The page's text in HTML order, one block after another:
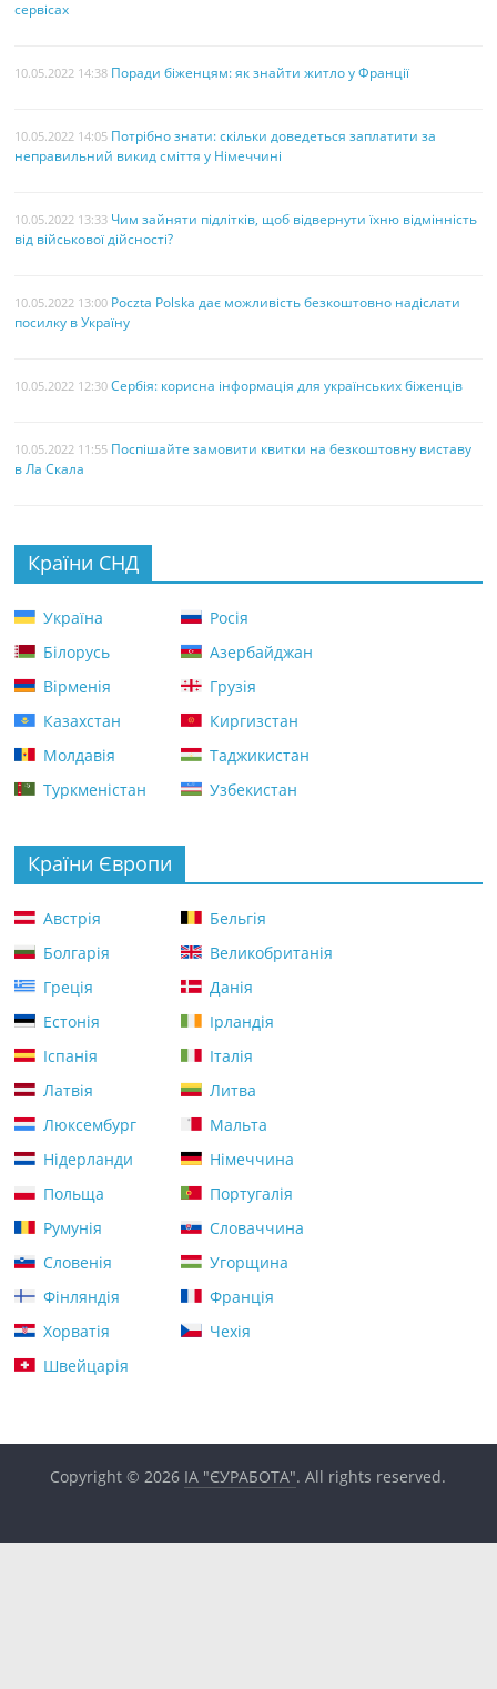
сервісах
10.05.2022 14:38 Поради біженцям: як знайти житло у Франції
10.05.2022 14:05 Потрібно знати: скільки доведеться заплатити за
неправильний викид сміття у Німеччині
10.05.2022 13:33 Чим зайняти підлітків, щоб відвернути їхню відмінність
від військової дійсності?
10.05.2022 13:00 Poczta Polska дає можливість безкоштовно надіслати
посилку в Україну
10.05.2022 12:30 Сербія: корисна інформація для українських біженців
10.05.2022 11:55 Поспішайте замовити квитки на безкоштовну виставу
в Ла Скала
Країни СНД
Україна
Росія
Білорусь
Азербайджан
Вірменія
Грузія
Казахстан
Киргизстан
Молдавія
Таджикистан
Туркменістан
Узбекистан
Країни Європи
Австрія
Бельгія
Болгарія
Великобританія
Греція
Данія
Естонія
Ірландія
Іспанія
Італія
Латвія
Литва
Люксембург
Мальта
Нідерланди
Німеччина
Польща
Португалія
Румунія
Словаччина
Словенія
Угорщина
Фінляндія
Франція
Хорватія
Чехія
Швейцарія
Copyright © 2026 ІА "ЄУРАБОТА". All rights reserved.